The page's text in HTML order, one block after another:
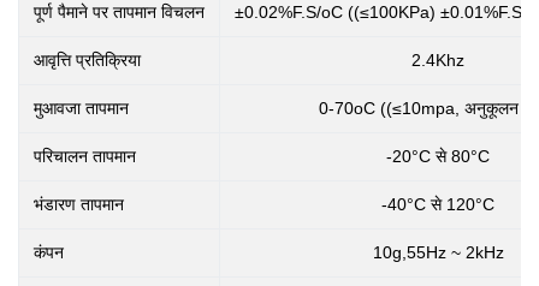
पूर्ण पैमाने पर तापमान विचलन ±0.02%F.S/oC ((≤100KPa) ±0.01%F.S/
आवृत्ति प्रतिक्रिया 2.4Khz
मुआवजा तापमान 0-70oC ((≤10mpa, अनुकूलन
परिचालन तापमान -20°C से 80°C
भंडारण तापमान -40°C से 120°C
कंपन 10g,55Hz ~ 2kHz